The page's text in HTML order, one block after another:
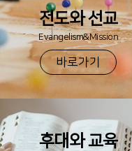
전도와 선교
Evangelism&Mission
바로가기
후대와 교육